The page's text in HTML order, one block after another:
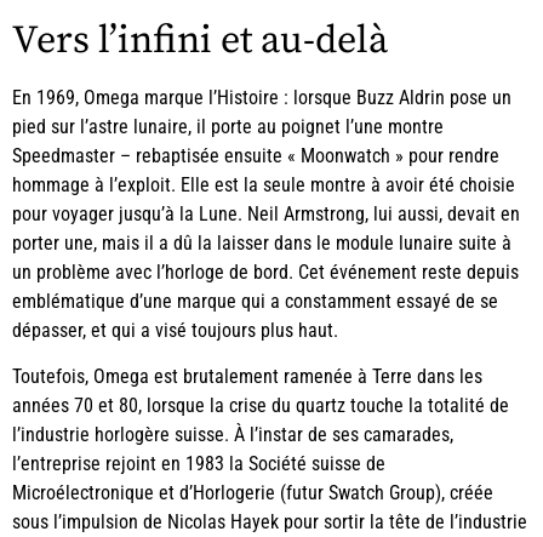
Vers l’infini et au-delà
En 1969, Omega marque l’Histoire : lorsque Buzz Aldrin pose un
pied sur l’astre lunaire, il porte au poignet l’une montre
Speedmaster – rebaptisée ensuite « Moonwatch » pour rendre
hommage à l’exploit. Elle est la seule montre à avoir été choisie
pour voyager jusqu’à la Lune. Neil Armstrong, lui aussi, devait en
porter une, mais il a dû la laisser dans le module lunaire suite à
un problème avec l’horloge de bord. Cet événement reste depuis
emblématique d’une marque qui a constamment essayé de se
dépasser, et qui a visé toujours plus haut.
Toutefois, Omega est brutalement ramenée à Terre dans les
années 70 et 80, lorsque la crise du quartz touche la totalité de
l’industrie horlogère suisse. À l’instar de ses camarades,
l’entreprise rejoint en 1983 la Société suisse de
Microélectronique et d’Horlogerie (futur Swatch Group), créée
sous l’impulsion de Nicolas Hayek pour sortir la tête de l’industrie